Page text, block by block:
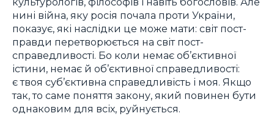
нині війна, яку росія почала проти України,
показує, які наслідки це може мати: світ пост-
правди перетворюється на світ пост-
справедливості. Бо коли немає об’єктивної
істини, немає й об’єктивної справедливості:
є твоя суб’єктивна справедливість і моя. Якщо
так, то саме поняття закону, який повинен бути
однаковим для всіх, руйнується.